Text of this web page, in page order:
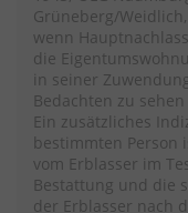
Grüneberg/
wenn
die
in seiner
Bedachten zu sehen
Ein zusätzliches
bestimmten Person
vom Erblasser im
Bestattung und die
der Erblasser nach